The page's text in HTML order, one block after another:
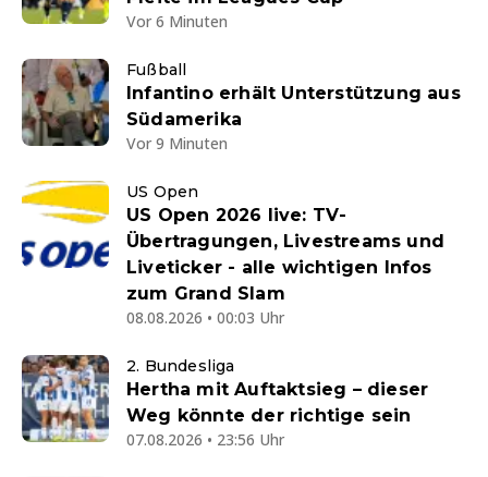
Vor 6 Minuten
Fußball
Infantino erhält Unterstützung aus
Südamerika
Vor 9 Minuten
US Open
US Open 2026 live: TV-
Übertragungen, Livestreams und
Liveticker - alle wichtigen Infos
zum Grand Slam
08.08.2026 • 00:03 Uhr
2. Bundesliga
Hertha mit Auftaktsieg – dieser
Weg könnte der richtige sein
07.08.2026 • 23:56 Uhr